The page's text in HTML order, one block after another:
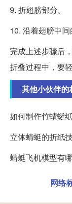
9. 折翅膀部分。
10. 沿着翅膀中间
完成上述步骤后
折叠过程中，要
其他小伙伴的
如何制作竹蜻蜓
立体蜻蜓的折纸
蜻蜓飞机模型有
网络